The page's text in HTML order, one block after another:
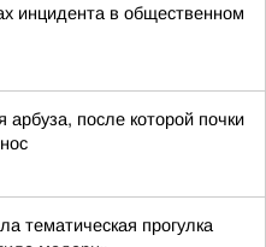
инцидента в общественном
арбуза, после которой почки
тематическая прогулка